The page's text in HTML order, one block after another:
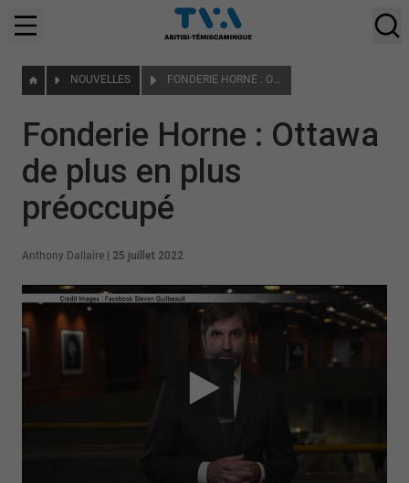
NOUVELLES FONDERIE HORNE : OTTAWA DE PLUS EN PLUS PRÉOCCUPÉ
Fonderie Horne : Ottawa
de plus en plus
préoccupé
Anthony Dallaire 25 juillet 2022